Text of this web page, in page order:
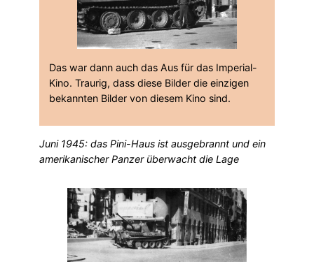
Das war dann auch das Aus für das Imperial-
Kino. Traurig, dass diese Bilder die einzigen
bekannten Bilder von diesem Kino sind.
Juni 1945: das Pini-Haus ist ausgebrannt und ein
amerikanischer Panzer überwacht die Lage